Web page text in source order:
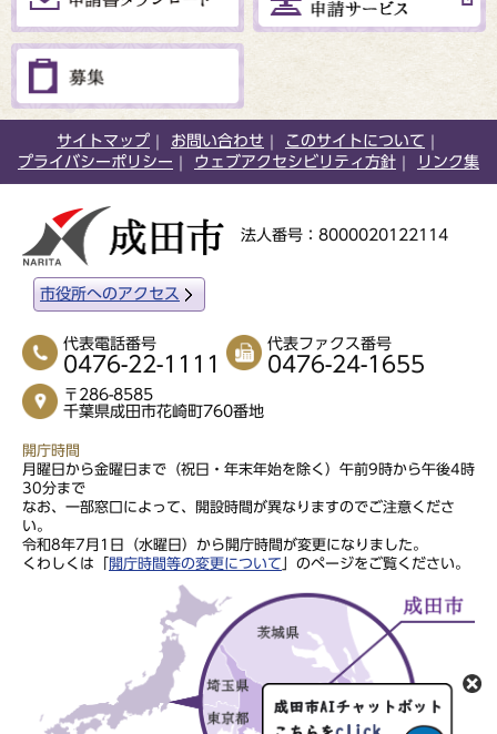
サイトマップ お問い合わせ
このサイトについて
プライバシーポリシー
ウェブアクセシビリティ方針 リンク集
法人番号：8000020122114
市役所へのアクセス
代表電話番号
0476-22-1111
代表ファクス番号
0476-24-1655
〒286-8585
千葉県成田市花崎町760番地
開庁時間
月曜日から金曜日まで（祝日・年末年始を除く）午前9時から午後4時
30分まで
なお、一部窓口によって、開設時間が異なりますのでご注意くださ
い。
令和8年7月1日（水曜日）から開庁時間が変更になりました。
くわしくは「
開庁時間等の変更について 」のページをご覧ください。